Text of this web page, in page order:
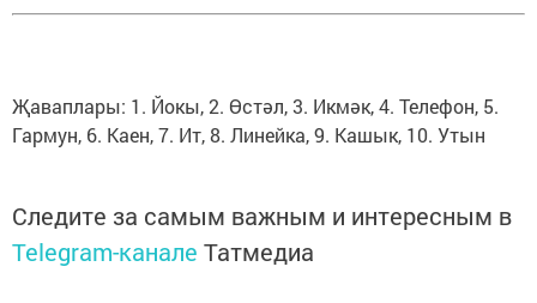
Җаваплары: 1. Йокы, 2. Өстәл, 3. Икмәк, 4. Телефон, 5.
Гармун, 6. Каен, 7. Ит, 8. Линейка, 9. Кашык, 10. Утын
Следите за самым важным и интересным в
Telegram-канале Татмедиа